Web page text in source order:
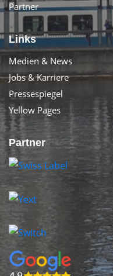
Partner
Links
Medien & News
Jobs & Karriere
Pressespiegel
Yellow Pages
Partner